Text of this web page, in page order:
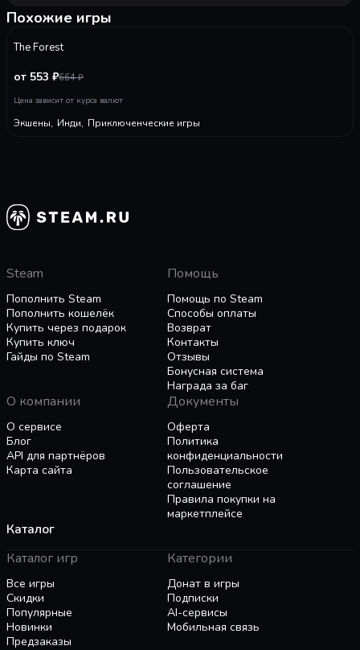
Forager дает большой выбор игровых стилей...
Станьте... торговцем
Станьте... искателем приключений
Станьте... строителем
Похожие игры
The Forest
от 553 ₽664 ₽
Цена зависит от курса валют
Экшены, Инди, Приключенческие игры
Steam
Пополнить Steam
Пополнить кошелёк
Купить через подарок
Купить ключ
Гайды по Steam
Помощь
Помощь по Steam
Способы оплаты
Возврат
Контакты
Отзывы
Бонусная система
Награда за баг
О компании
О сервисе
Блог
API для партнёров
Карта сайта
Документы
Оферта
Политика
конфиденциальности
Пользовательское
соглашение
Правила покупки на
маркетплейсе
Каталог
Каталог игр
Все игры
Скидки
Популярные
Новинки
Предзаказы
Категории
Донат в игры
Подписки
AI-сервисы
Мобильная связь